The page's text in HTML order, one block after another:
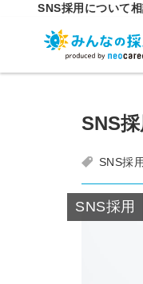
SNS採用について
SNS
SNS採用
SNS採用